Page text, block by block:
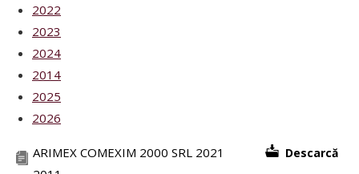
2022
2023
2024
2014
2025
2026
ARIMEX COMEXIM 2000 SRL 2021
Descarcă